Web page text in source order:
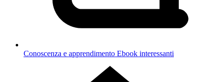
Conoscenza e apprendimento Ebook interessanti